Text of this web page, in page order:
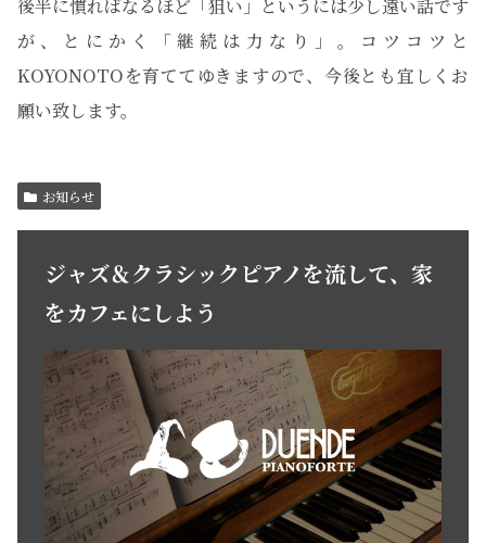
後半に慣ればなるほど「狙い」というには少し遠い話です
が、とにかく「継続は力なり」。コツコツと
KOYONOTOを育ててゆきますので、今後とも宜しくお
願い致します。
お知らせ
ジャズ＆クラシックピアノを流して、家
をカフェにしよう